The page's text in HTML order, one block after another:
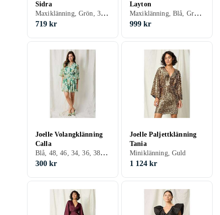
Sidra
Maxiklänning, Grön, 34, 36
719 kr
Layton
Maxiklänning, Blå, Grön, Rosa, 48, 46, 34
999 kr
Joelle Volangklänning
Calla
Blå, 48, 46, 34, 36, 38, 40, 42, 44
300 kr
Joelle Paljettklänning
Tania
Miniklänning, Guld
1 124 kr